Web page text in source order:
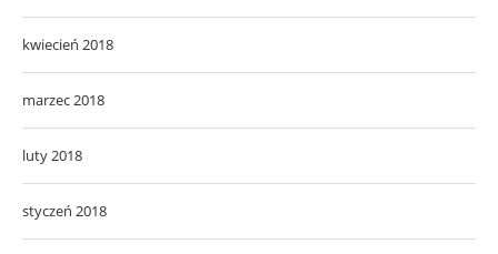
kwiecień 2018
marzec 2018
luty 2018
styczeń 2018